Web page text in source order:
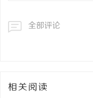
全部评论
相关阅读